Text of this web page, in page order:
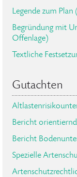
Legende zum
Begründung mit
Offenlage)
Textliche
Gutachten
Bericht
Bericht
Spezielle